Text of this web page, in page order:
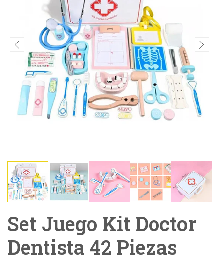
Set Juego Kit Doctor
Dentista 42 Piezas